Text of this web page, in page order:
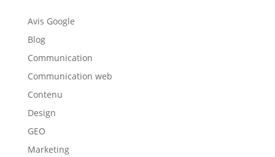
Avis Google
Blog
Communication
Communication web
Contenu
Design
GEO
Marketing